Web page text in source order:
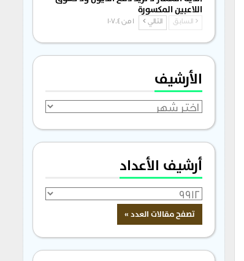
اللاعبين المكسورة
السابق التالي 1 من 1٬704
الأرشيف
الأرشيف
أرشيف الأعداد